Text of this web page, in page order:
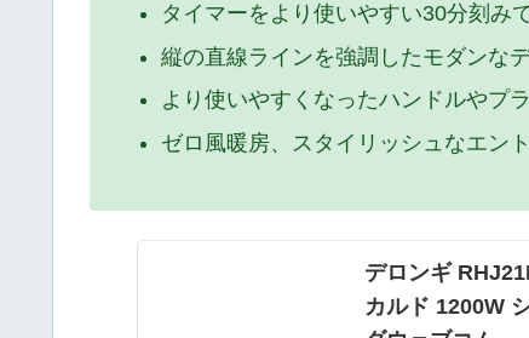
タイマーをより使いやすい30分刻み
縦の直線ラインを強調したモダンな
より使いやすくなったハンドルやプ
ゼロ風暖房、スタイリッシュなエン
デロンギ
カルド 1200W